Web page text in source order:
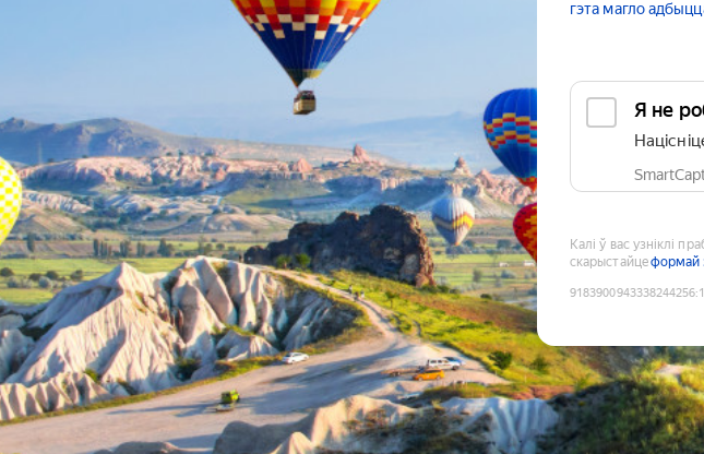
гэта магло
Я не
Калі ў вас узніклі
скарыстайцеформай
9183900943338244256: